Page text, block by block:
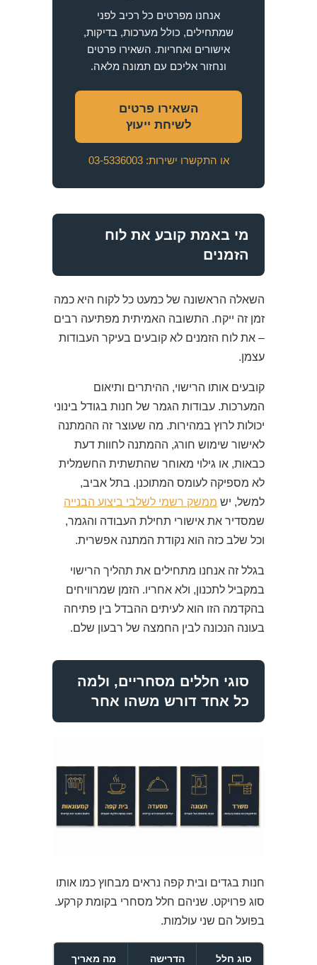
אנחנו מפרטים כל רכיב לפני
שמתחילים, כולל מערכות, בדיקות,
אישורים ואחריות. השאירו פרטים
ונחזור אליכם עם תמונה מלאה.
השאירו פרטים
לשיחת ייעוץ
או התקשרו ישירות: 03-5336003
מי באמת קובע את לוח
הזמנים
השאלה הראשונה של כמעט כל לקוח היא כמה
זמן זה ייקח. התשובה האמיתית מפתיעה רבים
– את לוח הזמנים לא קובעים בעיקר העבודות
עצמן.
קובעים אותו הרישוי, ההיתרים ותיאום
המערכות. עבודות הגמר של חנות בגודל בינוני
יכולות לרוץ במהירות. מה שעוצר זה ההמתנה
לאישור שימוש חורג, ההמתנה לחוות דעת
כבאות, או גילוי מאוחר שהתשתית החשמלית
לא מספיקה לעומס המתוכנן. בתל אביב,
למשל, יש ממשק רשמי לשלבי ביצוע הבנייה
שמסדיר את אישורי תחילת העבודה והגמר,
וכל שלב כזה הוא נקודת המתנה אפשרית.
בגלל זה אנחנו מתחילים את תהליך הרישוי
במקביל לתכנון, ולא אחריו. הזמן שמרוויחים
בהקדמה הזו הוא לעיתים ההבדל בין פתיחה
בעונה הנכונה לבין החמצה של רבעון שלם.
סוגי חללים מסחריים, ולמה
כל אחד דורש משהו אחר
חנות בגדים ובית קפה נראים מבחוץ כמו אותו
סוג פרויקט. שניהם חלל מסחרי בקומת קרקע.
בפועל הם שני עולמות.
סוג חלל
הדרישה
מה מאריך